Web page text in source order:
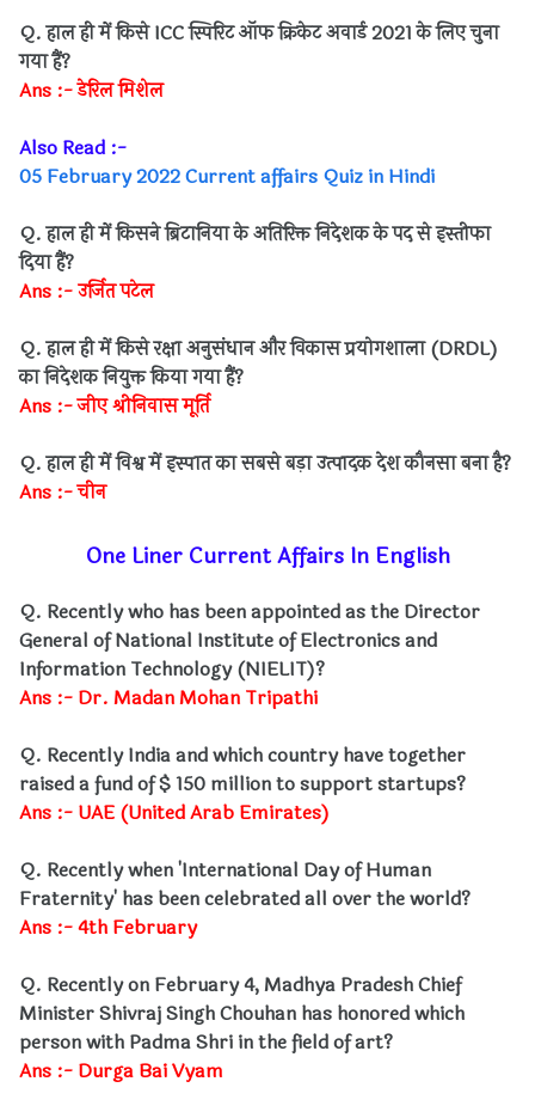
Q. हाल ही में किसे ICC स्पिरिट ऑफ क्रिकेट अवार्ड 2021 के लिए चुना
गया हैं?
Ans :- डेरिल मिशेल
Also Read :-
05 February 2022 Current affairs Quiz in Hindi
Q. हाल ही में किसने ब्रिटानिया के अतिरिक्त निदेशक के पद से इस्तीफा
दिया हैं?
Ans :- उर्जित पटेल
Q. हाल ही में किसे रक्षा अनुसंधान और विकास प्रयोगशाला (DRDL)
का निदेशक नियुक्त किया गया हैं?
Ans :- जीए श्रीनिवास मूर्ति
Q. हाल ही में विश्व में इस्पात का सबसे बड़ा उत्पादक देश कौनसा बना है?
Ans :- चीन
One Liner Current Affairs In English
Q. Recently who has been appointed as the Director
General of National Institute of Electronics and
Information Technology (NIELIT)?
Ans :- Dr. Madan Mohan Tripathi
Q. Recently India and which country have together
raised a fund of $ 150 million to support startups?
Ans :- UAE (United Arab Emirates)
Q. Recently when 'International Day of Human
Fraternity' has been celebrated all over the world?
Ans :- 4th February
Q. Recently on February 4, Madhya Pradesh Chief
Minister Shivraj Singh Chouhan has honored which
person with Padma Shri in the field of art?
Ans :- Durga Bai Vyam